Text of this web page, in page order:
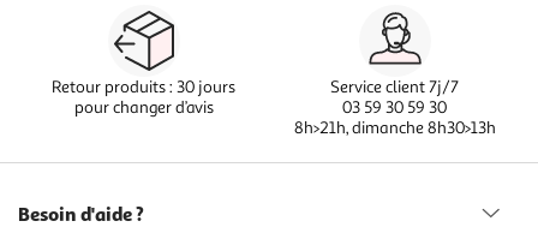
Retour produits : 30 jours
pour changer d’avis
Service client 7j/7
03 59 30 59 30
8h>21h, dimanche 8h30>13h
Besoin d'aide ?